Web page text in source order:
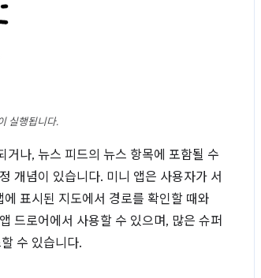
실행됩니다.
나, 뉴스 피드의 뉴스 항목에 포함될 수
개념이 있습니다. 미니 앱은 사용자가 서
표시된 지도에서 경로를 확인할 때와
드로어에서 사용할 수 있으며, 많은 슈퍼
수 있습니다.